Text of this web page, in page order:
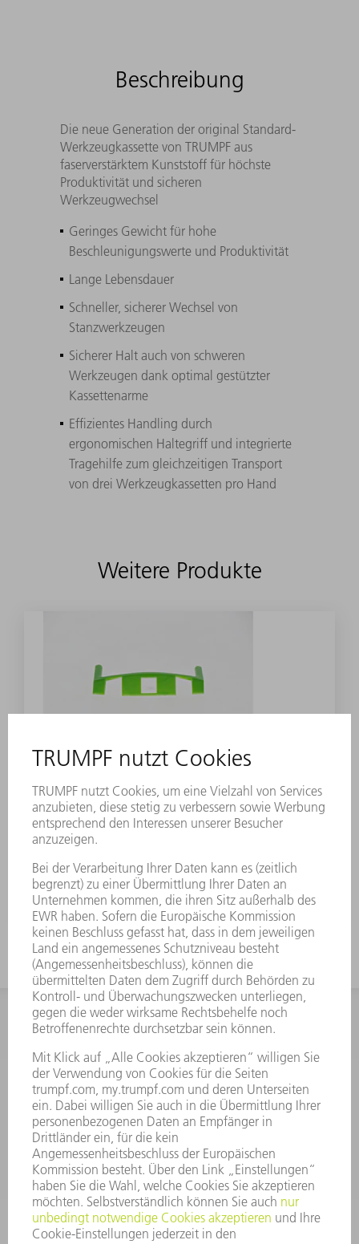
Beschreibung
Die neue Generation der original Standard-
Werkzeugkassette von TRUMPF aus
faserverstärktem Kunststoff für höchste
Produktivität und sicheren
Werkzeugwechsel
Geringes Gewicht für hohe
Beschleunigungswerte und Produktivität
Lange Lebensdauer
Schneller, sicherer Wechsel von
Stanzwerkzeugen
Sicherer Halt auch von schweren
Werkzeugen dank optimal gestützter
Kassettenarme
Effizientes Handling durch
ergonomischen Haltegriff und integrierte
Tragehilfe zum gleichzeitigen Transport
von drei Werkzeugkassetten pro Hand
Weitere Produkte
ZUBEHÖR
Farbclip grün
Materialnummer:
INFORMATION
Häufig gestellte Fragen
Allgemeine Geschäftsbedingungen
KONTAKT
After Sales
+43722160396550
Mo - Do: 08:00 -17:30 Uhr
Fr: 08:00 -16:30 Uhr
ersatzteile@at.trumpf.com